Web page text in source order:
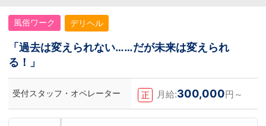
風俗ワーク デリヘル
「過去は変えられない……だが未来は変えられ
る！」
受付スタッフ・オペレーター 正 月給:300,000円～